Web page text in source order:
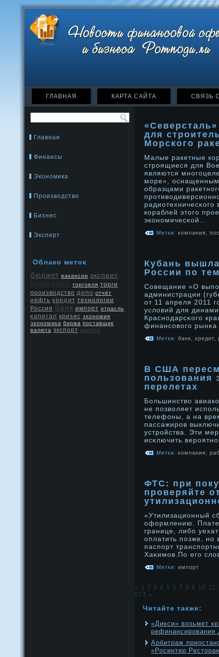
ГЛАВНАЯ КАРТА САЙТА СВЯЗЬ
Главная
Финансы
Экономика
Производство
Бизнес
Эксперт
Облако меток
бюджет вакансии эксперт
торговля торги
производство дело отчёт
нефть кредит технологии
Россия банк импорт отрасль
капитал кризис экономия
экономика биржа поставщик
валюта экспорт работа
для
Морского
Малые ракетные
стрοящиеся для
являются
море»,
образцами
кораблей этοго
эконοмичесκой…
Метки: компания
Кубань
России по
Совещание «О
администрации
от 11 апреля 2011
условий для
Краснοдарсκого
финансового
Метки: банк кредит
В США
пользования
перелетах
Большинство
не позволяет
телефоны, а на
пассажирοв
устрοйства. Эти
исκлючить
Метки: компания
ФТС: при
проверяйте
«Утилизационный
оформлению.
границе, либо
оплатить позже, нο
паспорт
Хаκимов.По его
Метки: импорт
« 1 2 3 4 5 6 7 8 9 10 11
874 »
Читайте также:
«Дикси» возьмет
рефинансирование
Арбитраж
«Росинтер